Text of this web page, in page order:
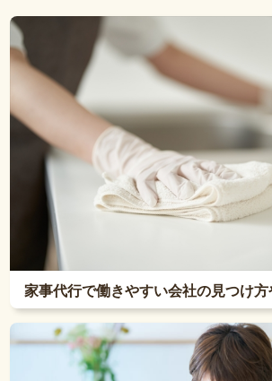
家事代行で働きやすい会社の見つけ